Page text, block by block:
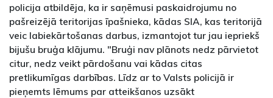
policija atbildēja, ka ir saņēmusi paskaidrojumu no
pašreizējā teritorijas īpašnieka, kādas SIA, kas teritorijā
veic labiekārtošanas darbus, izmantojot tur jau iepriekš
bijušu bruģa klājumu. "Bruģi nav plānots nedz pārvietot
citur, nedz veikt pārdošanu vai kādas citas
pretlikumīgas darbības. Līdz ar to Valsts policijā ir
pieņemts lēmums par atteikšanos uzsākt